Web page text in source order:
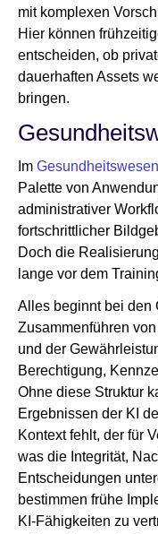
mit komplexen
Hier können
entscheiden, ob
dauerhaften Assets
bringen.
Im Gesundheitswesen
Palette von
administrativer
fortschrittlicher
Doch die
lange vor dem
Alles beginnt bei den
Zusammenführen
und der
Berechtigung,
Ohne diese Struktur
Ergebnissen der KI
Kontext fehlt, der für
was die Integrität,
Entscheidungen
bestimmen frühe
KI-Fähigkeiten zu